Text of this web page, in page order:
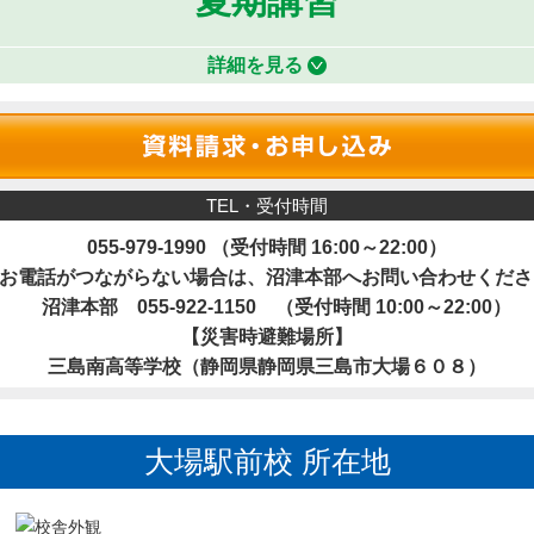
詳細を見る
TEL・受付時間
055-979-1990 （受付時間 16:00～22:00）
話がつながらない場合は、沼津本部へお問い合わせくだ
沼津本部 055-922-1150 （受付時間 10:00～22:00）
【災害時避難場所】
三島南高等学校（静岡県静岡県三島市大場６０８）
大場駅前校 所在地